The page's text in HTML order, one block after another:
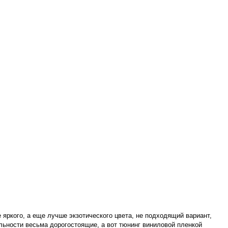
а еще лучше экзотического цвета, не подходящий вариант,
весьма дорогостоящие, а вот тюнинг виниловой пленкой